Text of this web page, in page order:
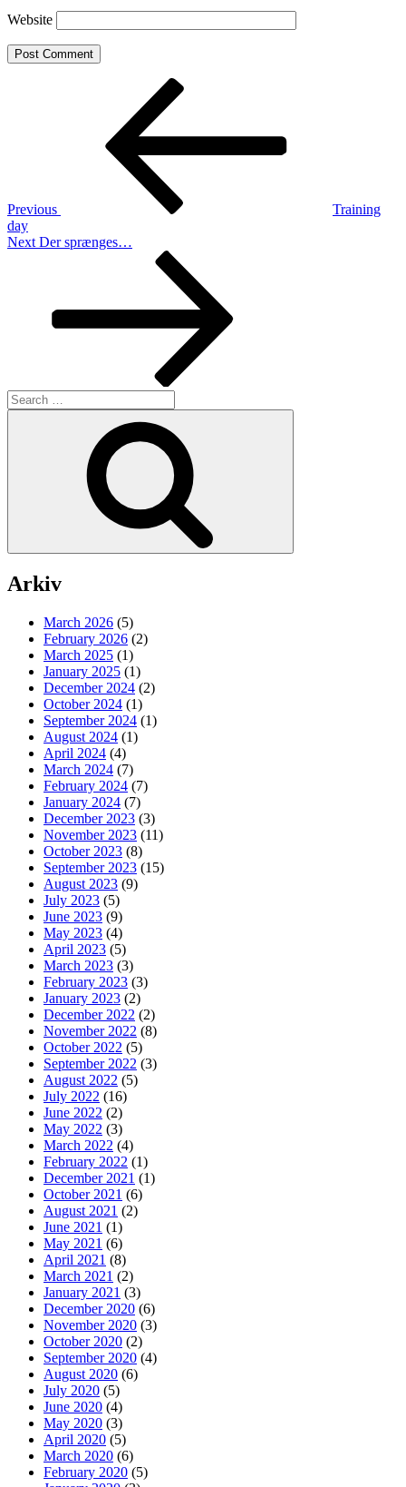
Website
Previous
Training
day
Next
Next Der sprænges…
Search
for:
Arkiv
March 2026 (5)
February 2026 (2)
March 2025 (1)
January 2025 (1)
December 2024 (2)
October 2024 (1)
September 2024 (1)
August 2024 (1)
April 2024 (4)
March 2024 (7)
February 2024 (7)
January 2024 (7)
December 2023 (3)
November 2023 (11)
October 2023 (8)
September 2023 (15)
August 2023 (9)
July 2023 (5)
June 2023 (9)
May 2023 (4)
April 2023 (5)
March 2023 (3)
February 2023 (3)
January 2023 (2)
December 2022 (2)
November 2022 (8)
October 2022 (5)
September 2022 (3)
August 2022 (5)
July 2022 (16)
June 2022 (2)
May 2022 (3)
March 2022 (4)
February 2022 (1)
December 2021 (1)
October 2021 (6)
August 2021 (2)
June 2021 (1)
May 2021 (6)
April 2021 (8)
March 2021 (2)
January 2021 (3)
December 2020 (6)
November 2020 (3)
October 2020 (2)
September 2020 (4)
August 2020 (6)
July 2020 (5)
June 2020 (4)
May 2020 (3)
April 2020 (5)
March 2020 (6)
February 2020 (5)